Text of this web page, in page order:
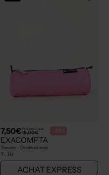
7,50€Prix boutique :
15,00€ -50%
EXACOMPTA
Trousse - Doublure rose
T : TU
ACHAT EXPRESS